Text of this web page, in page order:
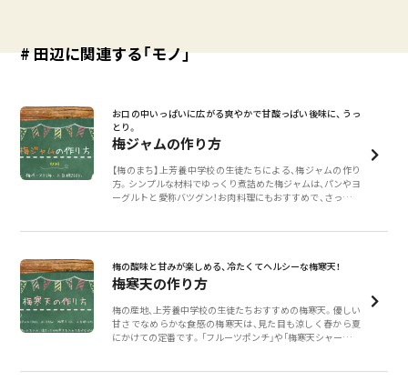
# 田辺に関連する「モノ」
お口の中いっぱいに広がる爽やかで甘酸っぱい後味に、うっ
とり。
梅ジャムの作り方
【梅のまち】上芳養中学校の生徒たちによる、梅ジャムの作り
方。シンプルな材料でゆっくり煮詰めた梅ジャムは、パンやヨ
ーグルトと愛称バツグン！お肉料理にもおすすめで、さっぱり
梅の酸味と甘みが楽しめる、冷たくてヘルシーな梅寒天！
梅寒天の作り方
梅の産地、上芳養中学校の生徒たちおすすめの梅寒天。優しい
甘さでなめらかな食感の梅寒天は、見た目も涼しく春から夏
にかけての定番です。「フルーツポンチ」や「梅寒天シャーベッ